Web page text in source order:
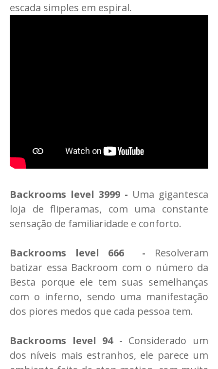
escada simples em espiral.
Backrooms level 3999 - Uma gigantesca
loja de fliperamas, com uma constante
sensação de familiaridade e conforto.
Backrooms level 666 - Resolveram
batizar essa Backroom com o número da
Besta porque ele tem suas semelhanças
com o inferno, sendo uma manifestação
dos piores medos que cada pessoa tem.
Backrooms level 94 - Considerado um
dos níveis mais estranhos, ele parece um